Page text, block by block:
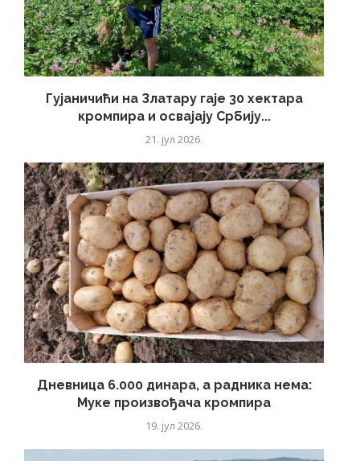
Гујаничићи на Златару гаје 30 хектара
кромпира и освајају Србију...
21. јул 2026.
Дневница 6.000 динара, а радника нема:
Муке произвођача кромпира
19. јул 2026.